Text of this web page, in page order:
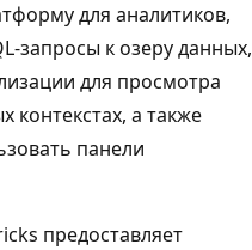
для аналитиков,
запросы к озеру данных,
для просмотра
контекстах, а также
панели
предоставляет